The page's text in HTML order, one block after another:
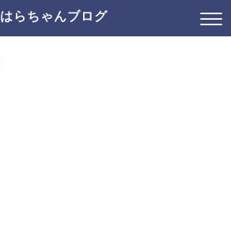
はらちゃんブログ